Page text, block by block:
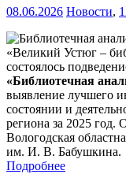
08.06.2026 Новости,
«Великий Устюг –
состоялось
«Библиотечная
выявление лучшего
состоянии и
региона за 2025 год.
Вологодская
им. И. В. Бабушкина.
Подробнее